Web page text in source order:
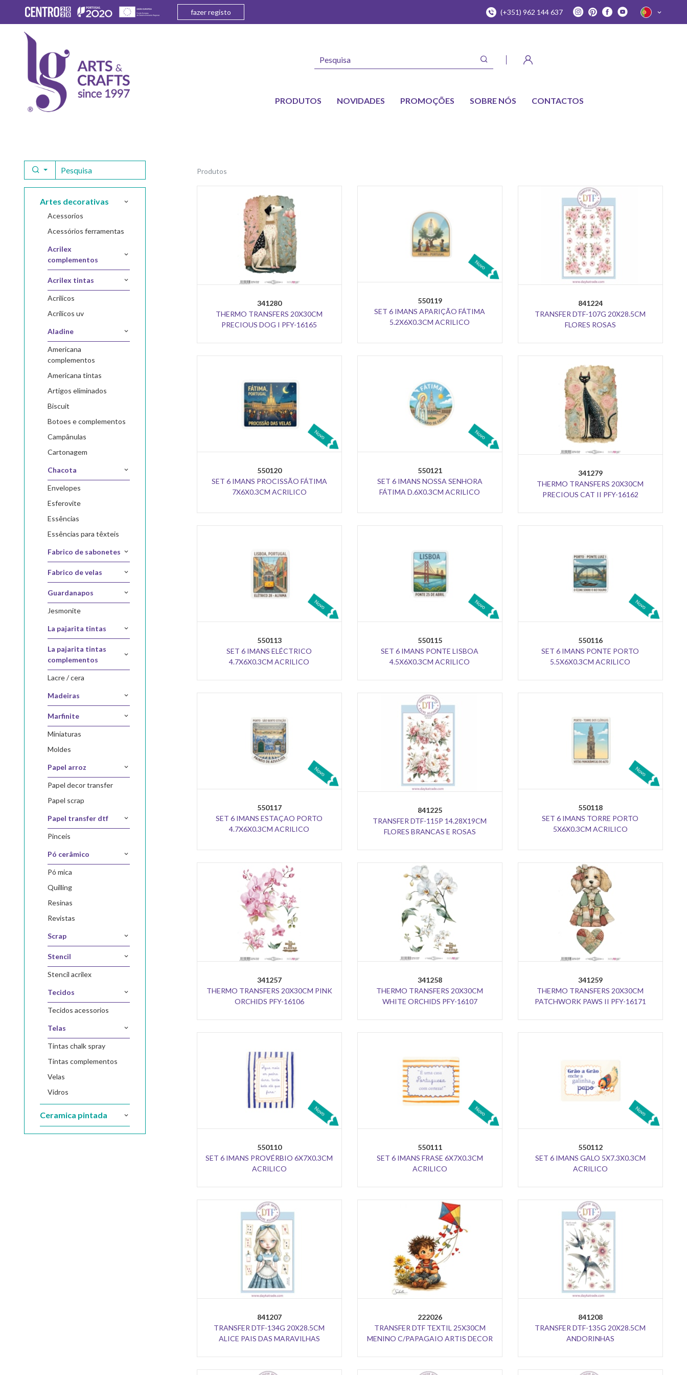
fazer registo (+351) 962 144 637
PRODUTOS NOVIDADES PROMOÇÕES SOBRE NÓS CONTACTOS
artes decorativas
acessorios
acessórios ferramentas
acrilex
complementos
acrilex tintas
acrilicos
acrílicos uv
aladine
americana
complementos
americana tintas
artigos eliminados
biscuit
botoes e complementos
campânulas
cartonagem
chacota
envelopes
esferovite
essências
essências para têxteis
fabrico de sabonetes
fabrico de velas
guardanapos
jesmonite
la pajarita tintas
la pajarita tintas
complementos
lacre / cera
madeiras
marfinite
miniaturas
moldes
papel arroz
papel decor transfer
papel scrap
papel transfer dtf
pinceis
pó cerâmico
pó mica
quilling
resinas
revistas
scrap
stencil
stencil acrilex
tecidos
tecidos acessorios
telas
tintas chalk spray
tintas complementos
velas
vidros
ceramica pintada
produtos
341280
THERMO TRANSFERS 20X30CM
PRECIOUS DOG I PFY-16165
550119
SET 6 IMANS APARIÇÃO FÁTIMA
5.2X6X0.3CM ACRILICO
841224
TRANSFER DTF-107G 20X28.5CM
FLORES ROSAS
550120
SET 6 IMANS PROCISSÃO FÁTIMA
7X6X0.3CM ACRILICO
550121
SET 6 IMANS NOSSA SENHORA
FÁTIMA D.6X0.3CM ACRILICO
341279
THERMO TRANSFERS 20X30CM
PRECIOUS CAT II PFY-16162
550113
SET 6 IMANS ELÉCTRICO
4.7X6X0.3CM ACRILICO
550115
SET 6 IMANS PONTE LISBOA
4.5X6X0.3CM ACRILICO
550116
SET 6 IMANS PONTE PORTO
5.5X6X0.3CM ACRILICO
550117
SET 6 IMANS ESTAÇAO PORTO
4.7X6X0.3CM ACRILICO
841225
TRANSFER DTF-115P 14.28X19CM
FLORES BRANCAS E ROSAS
550118
SET 6 IMANS TORRE PORTO
5X6X0.3CM ACRILICO
341257
THERMO TRANSFERS 20X30CM PINK
ORCHIDS PFY-16106
341258
THERMO TRANSFERS 20X30CM
WHITE ORCHIDS PFY-16107
341259
THERMO TRANSFERS 20X30CM
PATCHWORK PAWS II PFY-16171
550110
SET 6 IMANS PROVÉRBIO 6X7X0.3CM
ACRILICO
550111
SET 6 IMANS FRASE 6X7X0.3CM
ACRILICO
550112
SET 6 IMANS GALO 5X7.3X0.3CM
ACRILICO
841207
TRANSFER DTF-134G 20X28.5CM
ALICE PAIS DAS MARAVILHAS
222026
TRANSFER DTF TEXTIL 25X30CM
MENINO C/PAPAGAIO ARTIS DECOR
841208
TRANSFER DTF-135G 20X28.5CM
ANDORINHAS